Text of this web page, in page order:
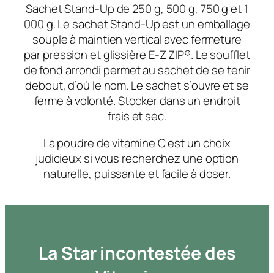
Sachet Stand-Up de 250 g, 500 g, 750 g et 1
000 g. Le sachet Stand-Up est un emballage
souple à maintien vertical avec fermeture
par pression et glissière E-Z ZIP®. Le soufflet
de fond arrondi permet au sachet de se tenir
debout, d’où le nom. Le sachet s’ouvre et se
ferme à volonté. Stocker dans un endroit
frais et sec.
La poudre de vitamine C est un choix
judicieux si vous recherchez une option
naturelle, puissante et facile à doser.
La Star incontestée des